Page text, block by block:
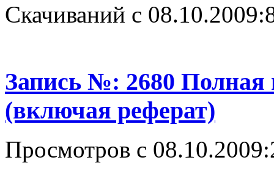
Cкачиваний с 08.10.2009:
Запись №: 2680 Полная
(включая реферат)
Просмотров с 08.10.2009: